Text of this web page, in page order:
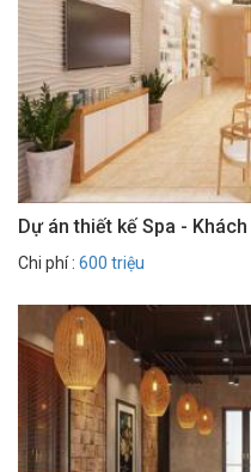
Dự án thiết kế Spa -
Chi phí : 600 triệu